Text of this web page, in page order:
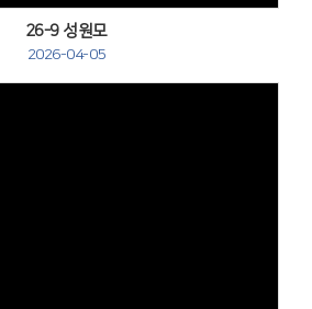
26-9 성원모
2026-04-05